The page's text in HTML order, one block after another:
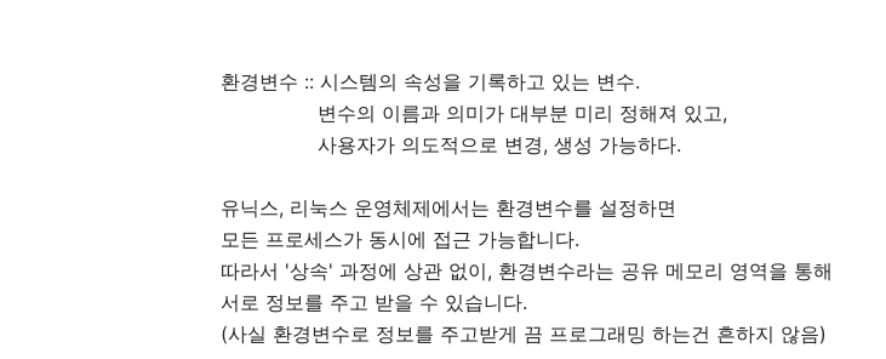
환경변수 :: 시스템의 속성을 기록하고 있는 변수.
변수의 이름과 의미가 대부분 미리 정해져 있고,
사용자가 의도적으로 변경, 생성 가능하다.
유닉스, 리눅스 운영체제에서는 환경변수를 설정하면
모든 프로세스가 동시에 접근 가능합니다.
따라서 '상속' 과정에 상관 없이, 환경변수라는 공유 메모리 영역을 통해
서로 정보를 주고 받을 수 있습니다.
(사실 환경변수로 정보를 주고받게 끔 프로그래밍 하는건 흔하지 않음)